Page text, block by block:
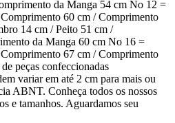
da Manga 54 cm No 12 =
60 cm / Comprimento
14 cm / Peito 51 cm /
da Manga 60 cm No 16 =
67 cm / Comprimento
peças confeccionadas
variar em até 2 cm para mais ou
ABNT. Conheça todos os nossos
e tamanhos. Aguardamos seu